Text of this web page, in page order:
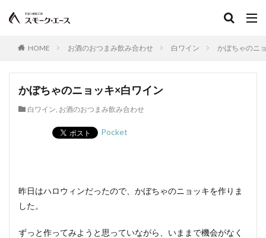
HOME お酒のおつまみ飲み合わせ 白ワイン かぼちゃのニ
かぼちゃのニョッキ×白ワイン
白ワイン, お酒のおつまみ飲み合わせ
Pocket
昨日はハロウィンだったので、かぼちゃのニョッキを作りま
した。
ずっと作ってみようと思っていながら、いままで機会がなく